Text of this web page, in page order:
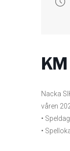
KM
Nacka
våren
•
•